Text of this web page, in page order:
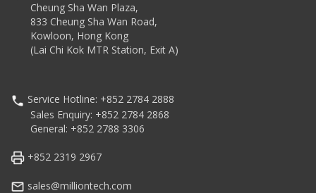
Cheung Sha Wan Plaza,
833 Cheung Sha Wan Road,
Kowloon, Hong Kong
(Lai Chi Kok MTR Station, Exit A)
Service Hotline: +852 2784 2888
Sales Enquiry: +852 2784 2868
General: +852 2788 3306
+852 2319 2967
sales@milliontech.com